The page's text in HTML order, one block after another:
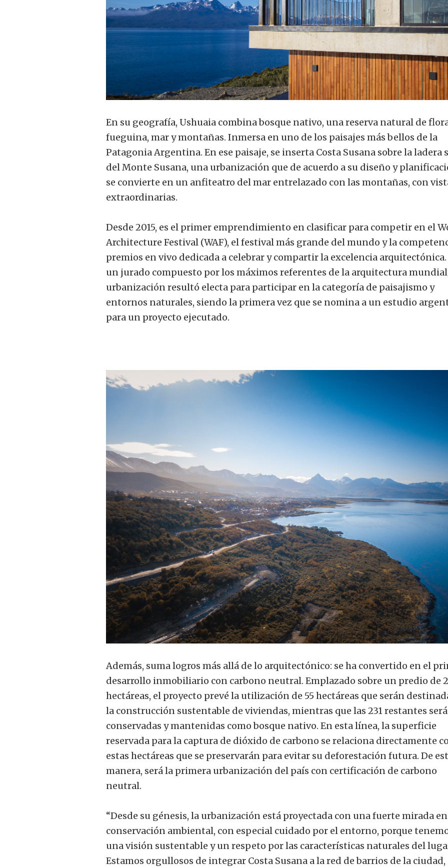
En su geografía, Ushuaia combina bosque nativo, una reserva natural de
fueguina, mar y montañas. Inmersa en uno de los paisajes más bellos de la
Patagonia Argentina. En ese paisaje, se inserta Costa Susana sobre la ladera
del Monte Susana, una urbanización que de acuerdo a su diseño y
se convierte en un anfiteatro del mar entrelazado con las montañas, con
extraordinarias.
Desde 2015, es el primer emprendimiento en clasificar para competir en el
Architecture Festival (WAF), el festival más grande del mundo y la
premios en vivo dedicada a celebrar y compartir la excelencia arquitectónica.
un jurado compuesto por los máximos referentes de la arquitectura
urbanización resultó electa para participar en la categoría de paisajismo y
entornos naturales, siendo la primera vez que se nomina a un estudio
para un proyecto ejecutado.
Además, suma logros más allá de lo arquitectónico: se ha convertido en el
desarrollo inmobiliario con carbono neutral. Emplazado sobre un predio de
hectáreas, el proyecto prevé la utilización de 55 hectáreas que serán
la construcción sustentable de viviendas, mientras que las 231 restantes
conservadas y mantenidas como bosque nativo. En esta línea, la superficie
reservada para la captura de dióxido de carbono se relaciona directamente
estas hectáreas que se preservarán para evitar su deforestación futura. De
manera, será la primera urbanización del país con certificación de carbono
neutral.
“Desde su génesis, la urbanización está proyectada con una fuerte mirada
conservación ambiental, con especial cuidado por el entorno, porque
una visión sustentable y un respeto por las características naturales del
Estamos orgullosos de integrar Costa Susana a la red de barrios de la